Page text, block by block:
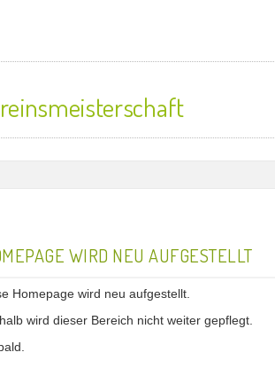
WIRD NEU AUFGESTELLT
Homepage wird neu aufgestellt.
wird dieser Bereich nicht weiter gepflegt.